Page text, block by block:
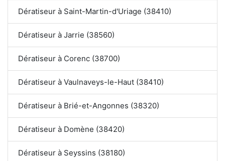
Dératiseur à Saint-Martin-d'Uriage (38410)
Dératiseur à Jarrie (38560)
Dératiseur à Corenc (38700)
Dératiseur à Vaulnaveys-le-Haut (38410)
Dératiseur à Brié-et-Angonnes (38320)
Dératiseur à Domène (38420)
Dératiseur à Seyssins (38180)